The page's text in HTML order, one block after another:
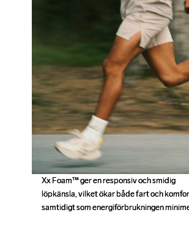
Xx Foam™ ger en responsiv och smidig
löpkänsla, vilket ökar både fart och
samtidigt som energiförbrukningen
Xx Foam™ ger en responsiv och smidig
löpkänsla, vilket ökar både fart och
samtidigt som energiförbrukningen